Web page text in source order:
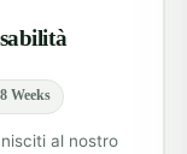
Weeks
al nostro